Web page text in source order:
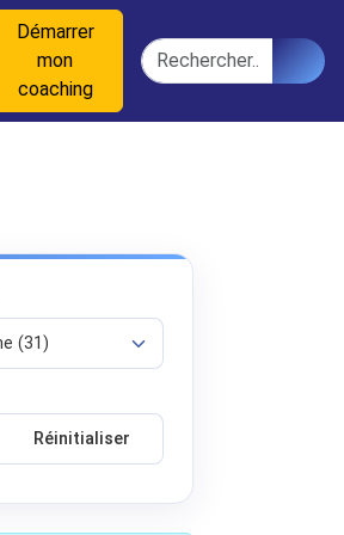
Démarrer
mon
coaching
Rechercher
Réinitialiser